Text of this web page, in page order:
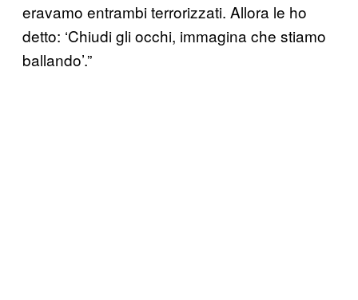
eravamo entrambi terrorizzati. Allora le ho
detto: ‘Chiudi gli occhi, immagina che stiamo
ballando’.”